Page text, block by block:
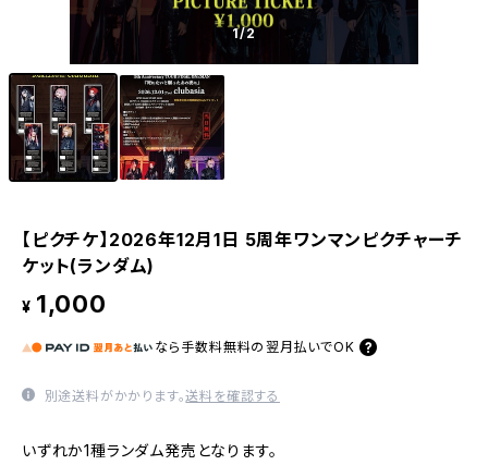
1/2
【ピクチケ】2026年12月1日 5周年ワンマンピクチャーチ
ケット(ランダム)
¥ 1,000
なら 手数料無料の 翌月払いでOK
別途送料がかかります。送料を確認する
いずれか1種ランダム発売となります。